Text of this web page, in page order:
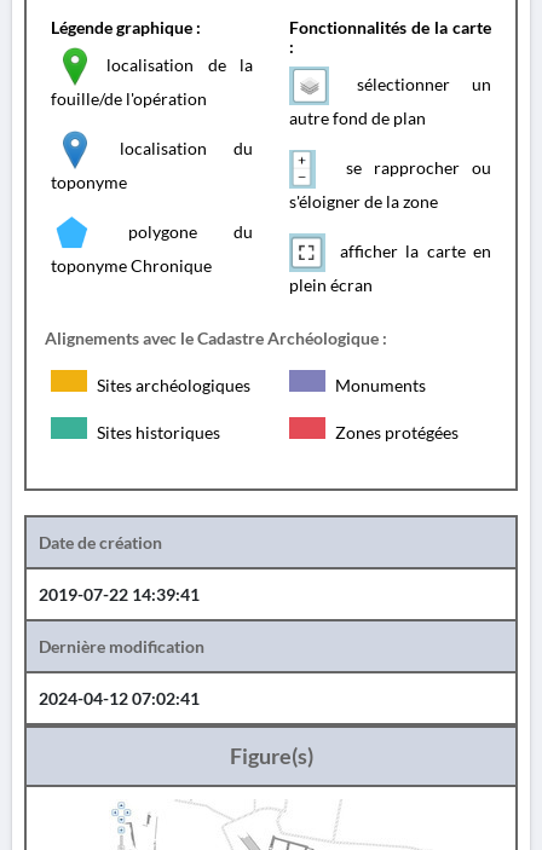
Légende graphique :
localisation de la
fouille/de l'opération
localisation du
toponyme
polygone du
toponyme Chronique
Fonctionnalités de la carte
:
sélectionner un
autre fond de plan
se rapprocher ou
s'éloigner de la zone
afficher la carte en
plein écran
Alignements avec le Cadastre Archéologique :
Sites archéologiques Monuments
Sites historiques Zones protégées
Date de création
2019-07-22 14:39:41
Dernière modification
2024-04-12 07:02:41
Figure(s)